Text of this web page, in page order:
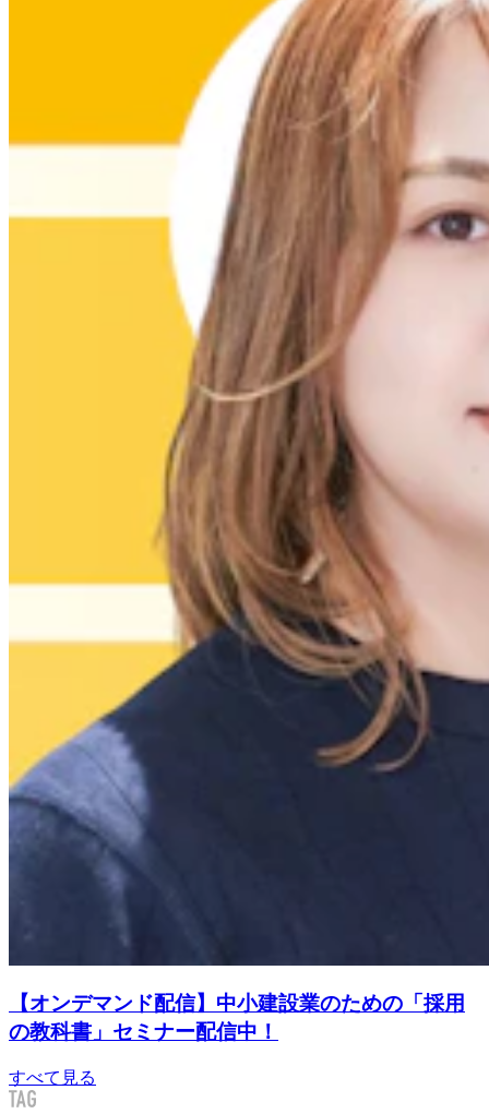
【オンデマンド配信】中小建設業のための「採用
の教科書」セミナー配信中！
すべて見る